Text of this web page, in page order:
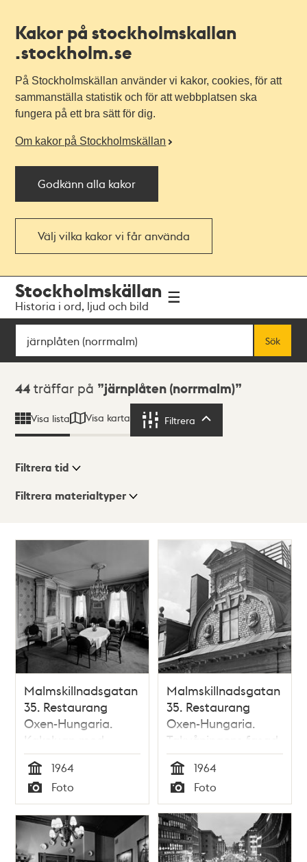
Kakor på stockholmskallan
.stockholm.se
På Stockholmskällan använder vi kakor, cookies, för att
sammanställa statistik och för att webbplatsen ska
fungera på ett bra sätt för dig.
Om kakor på Stockholmskällan
Godkänn alla kakor
Välj vilka kakor vi får använda
navigationen
huvudinnehållet
Stockholmskällan
Historia i ord, ljud och bild
Sök
Sök
Sökresultat
44 träffar på järnplåten (norrmalm)
Visa lista Visa karta Filtrera
Visningsläge
Karta
Filtrera tid
Filtrera materialtyper
Malmskillnadsgatan
35. Restaurang
Oxen-Hungaria.
Kakelugn med
spegel
Tid
1964
Typ
Foto
Malmskillnadsgatan
35. Restaurang
Oxen-Hungaria.
Takvåningens fasad
med
porträttmedaljonger
och årtalet 1883
Tid
1964
Typ
Foto